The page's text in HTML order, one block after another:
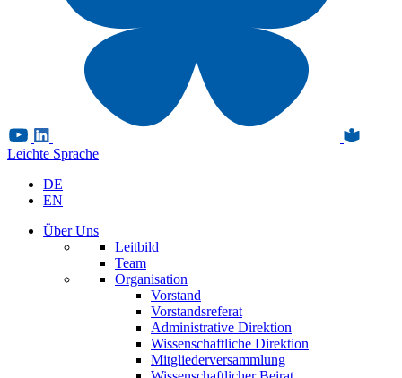
Leichte Sprache
DE
EN
Über Uns
Leitbild
Team
Organisation
Vorstand
Vorstandsreferat
Administrative Direktion
Wissenschaftliche Direktion
Mitgliederversammlung